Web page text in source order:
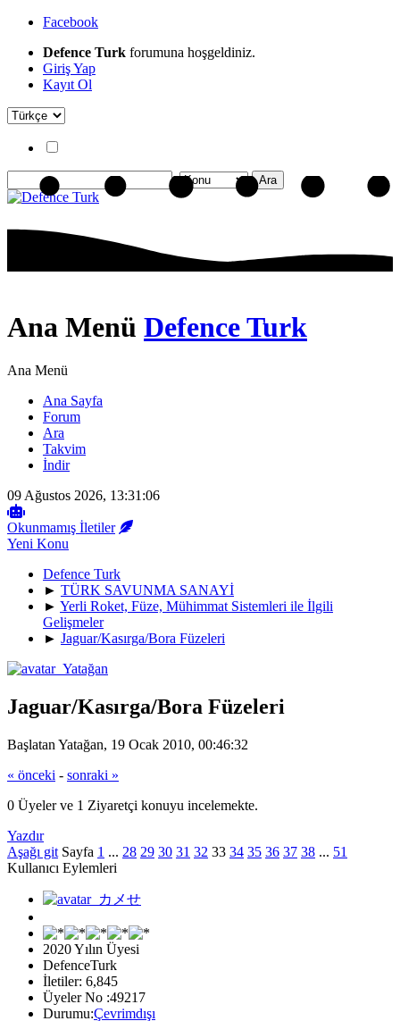
Facebook
Defence Turk forumuna hoşgeldiniz.
Giriş Yap
Kayıt Ol
Ana Menü Defence Turk
Ana Menü
Ana Sayfa
Forum
Ara
Takvim
İndir
09 Ağustos 2026, 13:31:06
Okunmamış İletiler
Yeni Konu
Defence Turk
► TÜRK SAVUNMA SANAYİ
► Yerli Roket, Füze, Mühimmat Sistemleri ile İlgili
Gelişmeler
► Jaguar/Kasırga/Bora Füzeleri
Jaguar/Kasırga/Bora Füzeleri
Başlatan Yatağan, 19 Ocak 2010, 00:46:32
« önceki - sonraki »
0 Üyeler ve 1 Ziyaretçi konuyu incelemekte.
Yazdır
Aşağı git Sayfa 1 ... 28 29 30 31 32 33 34 35 36 37 38 ... 51
Kullanıcı Eylemleri
2020 Yılın Üyesi
DefenceTurk
İletiler: 6,845
Üyeler No :49217
Durumu:Çevrimdışı